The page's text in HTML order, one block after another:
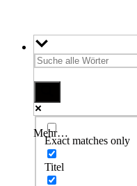
Mehr…
Exact matches only
Titel